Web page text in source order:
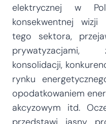
elektrycznej w
konsekwentnej
tego sektora,
prywatyzacjami,
konsolidacji,
rynku
opodatkowaniem
akcyzowym itd.